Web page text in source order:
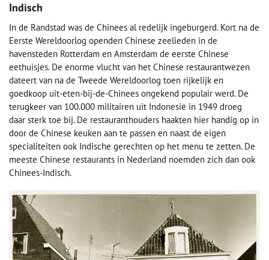
Indisch
In de Randstad was de Chinees al redelijk ingeburgerd. Kort na de
Eerste Wereldoorlog openden Chinese zeelieden in de
havensteden Rotterdam en Amsterdam de eerste Chinese
eethuisjes. De enorme vlucht van het Chinese restaurantwezen
dateert van na de Tweede Wereldoorlog toen rijkelijk en
goedkoop uit-eten-bij-de-Chinees ongekend populair werd. De
terugkeer van 100.000 militairen uit Indonesië in 1949 droeg
daar sterk toe bij. De restauranthouders haakten hier handig op in
door de Chinese keuken aan te passen en naast de eigen
specialiteiten ook Indische gerechten op het menu te zetten. De
meeste Chinese restaurants in Nederland noemden zich dan ook
Chinees-Indisch.